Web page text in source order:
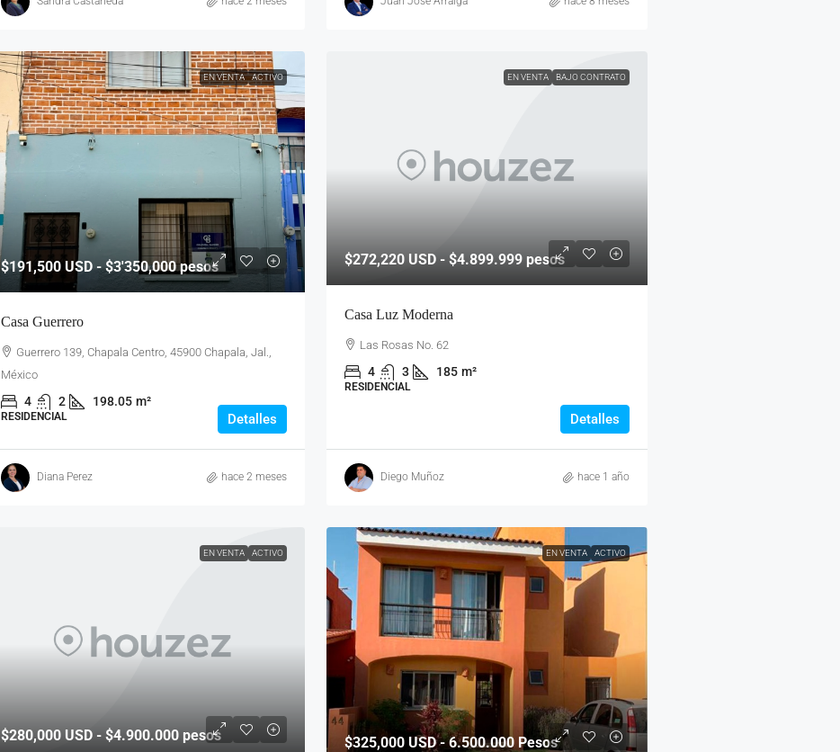
EN VENTA ACTIVO
$191,500 USD - $3'350,000 pesos
Casa Guerrero
Guerrero 139, Chapala Centro, 45900 Chapala, Jal.,
México
4 2 198.05 m²
RESIDENCIAL Detalles
Diana Perez hace 2 meses
EN VENTA BAJO CONTRATO
$272,220USD - $4.899.999 pesos
Casa Luz Moderna
Las Rosas No. 62
4 3 185 m²
RESIDENCIAL
Detalles
Diego Muñoz hace 1 año
EN VENTA ACTIVO
$280,000 USD - $4.900.000 pesos
EN VENTA ACTIVO
$325,000USD - 6.500.000 Pesos